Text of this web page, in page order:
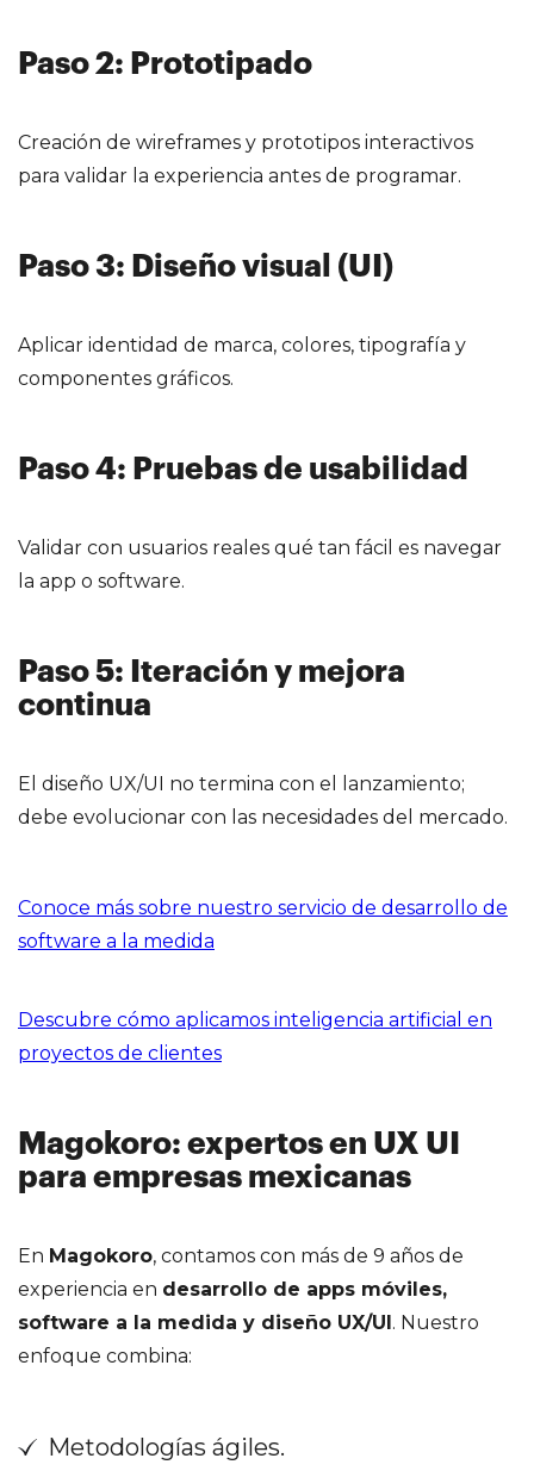
Paso 2: Prototipado
Creación de wireframes y prototipos interactivos
para validar la experiencia antes de programar.
Paso 3: Diseño visual (UI)
Aplicar identidad de marca, colores, tipografía y
componentes gráficos.
Paso 4: Pruebas de usabilidad
Validar con usuarios reales qué tan fácil es navegar
la app o software.
Paso 5: Iteración y mejora
continua
El diseño UX/UI no termina con el lanzamiento;
debe evolucionar con las necesidades del mercado.
Conoce más sobre nuestro servicio de desarrollo de
software a la medida
Descubre cómo aplicamos inteligencia artificial en
proyectos de clientes
Magokoro: expertos en UX UI
para empresas mexicanas
En Magokoro, contamos con más de 9 años de
experiencia en desarrollo de apps móviles,
software a la medida y diseño UX/UI . Nuestro
enfoque combina:
Metodologías ágiles.